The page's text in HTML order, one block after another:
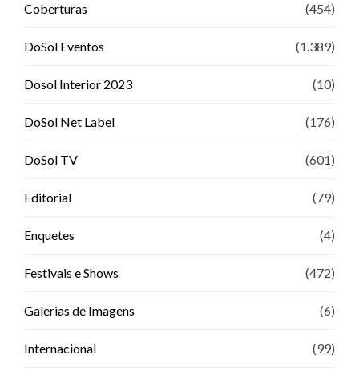
Coberturas (454)
DoSol Eventos (1.389)
Dosol Interior 2023 (10)
DoSol Net Label (176)
DoSol TV (601)
Editorial (79)
Enquetes (4)
Festivais e Shows (472)
Galerias de Imagens (6)
Internacional (99)